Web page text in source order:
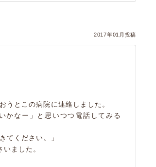
2017年01月投稿
うとこの病院に連絡しました。
かなー」と思いつつ電話してみる
てください。」
ました。